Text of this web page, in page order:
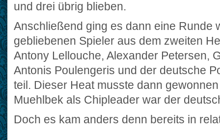
und drei übrig blieben.
Anschließend ging es dann eine Runde
gebliebenen Spieler aus dem zweiten
Antony Lellouche, Alexander Petersen,
Antonis Poulengeris und der deutsche
teil. Dieser Heat musste dann
Muehlbek als Chipleader war der
Doch es kam anders denn bereits in